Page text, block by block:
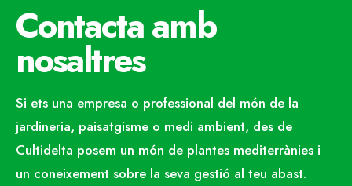
Contacta amb
nosaltres
Si ets una empresa o professional del món de la
jardineria, paisatgisme o medi ambient, des de
Cultidelta posem un món de plantes mediterrànies i
un coneixement sobre la seva gestió al teu abast.